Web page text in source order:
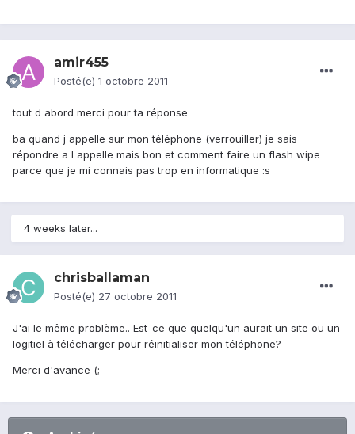
amir455
Posté(e) 1 octobre 2011
tout d abord merci pour ta réponse
ba quand j appelle sur mon téléphone (verrouiller) je sais
répondre a l appelle mais bon et comment faire un flash wipe
parce que je mi connais pas trop en informatique :s
4 weeks later...
chrisballaman
Posté(e) 27 octobre 2011
J'ai le même problème.. Est-ce que quelqu'un aurait un site ou un
logitiel à télécharger pour réinitialiser mon téléphone?
Merci d'avance (;